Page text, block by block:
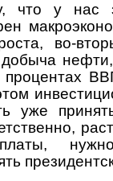
что у нас
во-
уже